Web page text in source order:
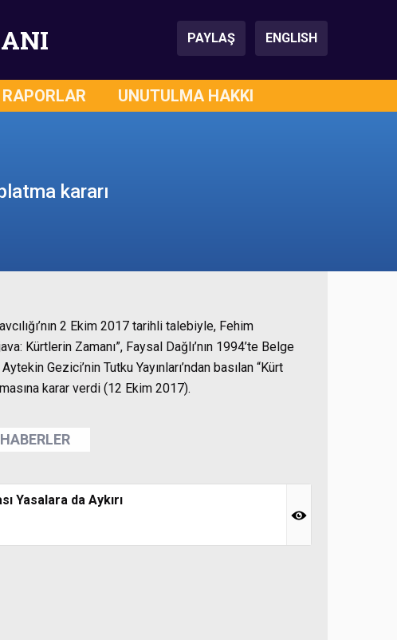
PAYLAŞ ENGLISH
RAPORLAR UNUTULMA HAKKI
kararı
2 Ekim 2017 tarihli talebiyle, Fehim
Kürtlerin Zamanı”, Faysal Dağlı’nın 1994’te Belge
Gezici’nin Tutku Yayınları’ndan basılan “Kürt
karar verdi (12 Ekim 2017).
Yasalara da Aykırı